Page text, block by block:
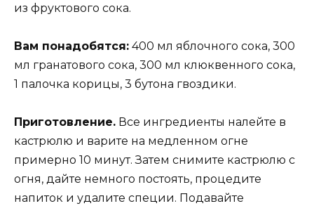
из фруктового сока.
Вам понадобятся: 400 мл яблочного сока, 300
мл гранатового сока, 300 мл клюквенного сока,
1 палочка корицы, 3 бутона гвоздики.
Приготовление. Все ингредиенты налейте в
кастрюлю и варите на медленном огне
примерно 10 минут. Затем снимите кастрюлю с
огня, дайте немного постоять, процедите
напиток и удалите специи. Подавайте